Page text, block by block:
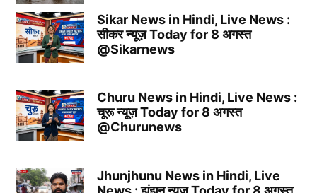
Sikar News in Hindi, Live News :
सीकर न्यूज़ Today for 8 अगस्त
@Sikarnews
Churu News in Hindi, Live News :
चूरू न्यूज़ Today for 8 अगस्त
@Churunews
Jhunjhunu News in Hindi, Live